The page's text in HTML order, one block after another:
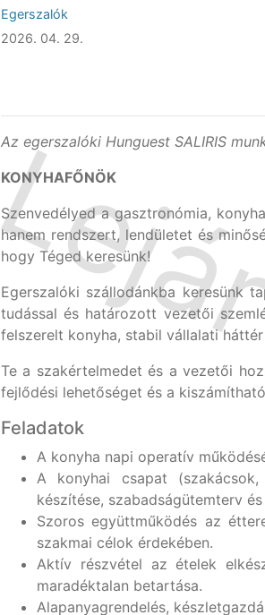
Egerszalók
2026. 04. 29.
Az egerszalóki Hunguest SALIRIS
KONYHAFŐNÖK
Szenvedélyed a gasztronómia,
hanem rendszert, lendületet és
hogy Téged keresünk!
Egerszalóki szállodánkba keresünk
tudással és határozott vezetői
felszerelt konyha, stabil vállalati
Te a szakértelmedet és a vezetői
fejlődési lehetőséget és a
Feladatok
A konyha napi operatív
A konyhai csapat
készítése, szabadságütemterv
Szoros együttműködés az
szakmai célok érdekében.
Aktív részvétel az ételek
maradéktalan betartása.
Alapanyagrendelés,